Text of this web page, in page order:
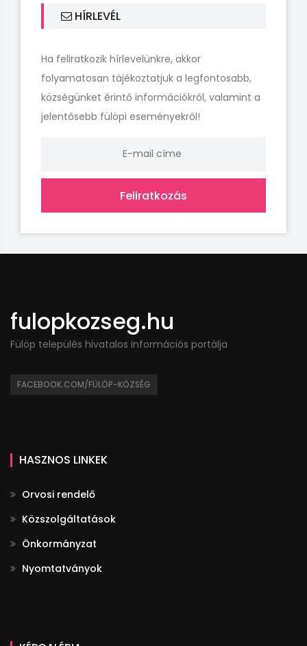
HÍRLEVÉL
Ha feliratkozik hírlevelünkre, akkor
folyamatosan tájékoztatjuk a legfontosabb,
községünket érintő információkról, valamint a
jelentősebb fülöpi eseményekről!
Feliratkozás
fulopkozseg.hu
Fülöp település hivatalos információs portálja
FACEBOOK.COM/FÜLÖP-KÖZSÉG
HASZNOS LINKEK
Orvosi rendelő
Közszolgáltatások
Önkormányzat
Nyomtatványok